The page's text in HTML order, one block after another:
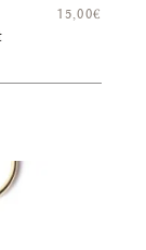
15,00€